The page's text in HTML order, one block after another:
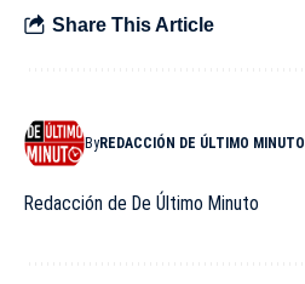
Share This Article
ByREDACCIÓN DE ÚLTIMO MINUTO
Redacción de De Último Minuto